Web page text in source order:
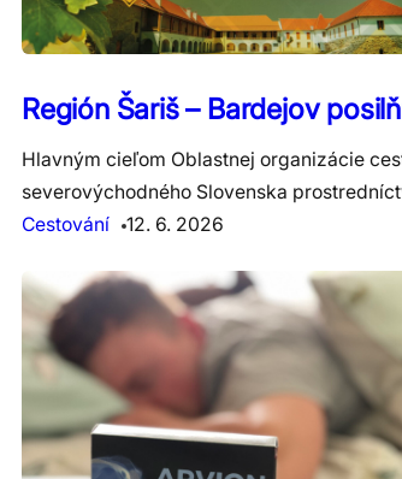
Región Šariš – Bardejov
Hlavným cieľom Oblastnej organizácie
severovýchodného Slovenska
Cestování
12. 6. 2026